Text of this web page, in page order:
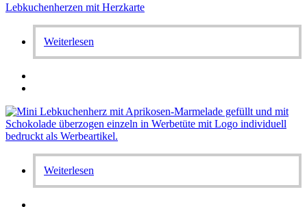
Lebkuchenherzen mit Herzkarte
Weiterlesen
Weiterlesen